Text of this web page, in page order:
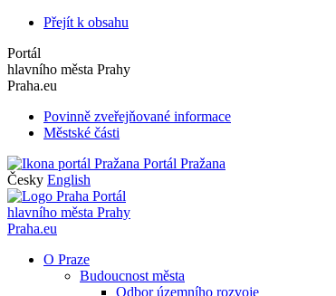
Přejít k obsahu
Portál
hlavního města Prahy
Praha.eu
Povinně zveřejňované informace
Městské části
Portál Pražana
Česky English
Portál
hlavního města Prahy
Praha.eu
O Praze
Budoucnost města
Odbor územního rozvoje